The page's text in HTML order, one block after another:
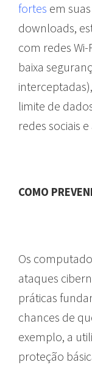
fortes em
downloads,
com redes
baixa
limite de
redes sociais
COMO
Os
ataques
práticas
chances de
exemplo, a
proteção